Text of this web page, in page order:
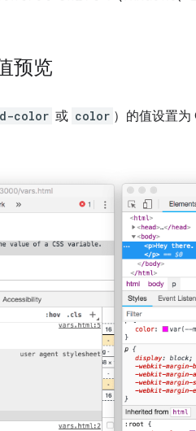
预览
color 或 color ）的值设置为